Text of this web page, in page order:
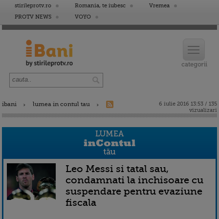
stirileprotv.ro Romania, te iubesc
Vremea
PROTV NEWS
VOYO
ibani lumea in contul tau
6 iulie 2016 13:53 / 135
vizualizari
Leo Messi si tatal sau,
condamnati la inchisoare cu
suspendare pentru evaziune
fiscala